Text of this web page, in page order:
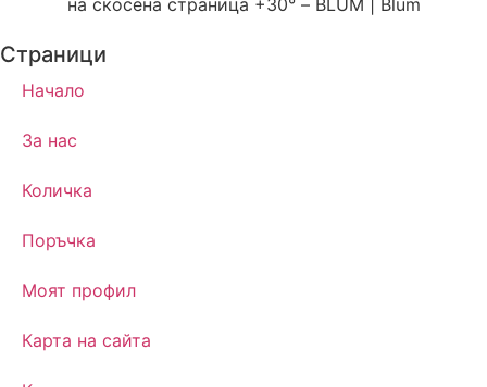
Страници
Начало
За нас
Количка
Поръчка
Моят профил
Карта на сайта